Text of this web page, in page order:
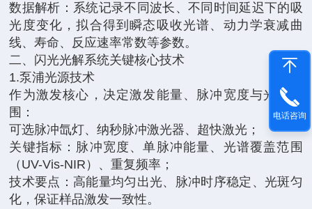
数据解析：系统记录不同波长、不同时间延迟下的吸
光度变化，拟合得到瞬态吸收光谱、动力学衰减曲
线、寿命、反应速率常数等参数。
二、闪光光解系统关键核心技术
1.泵浦光源技术
作为激发核心，决定激发能量、脉冲宽度与光谱范
围：
可选脉冲氙灯、纳秒脉冲激光器、超快激光；
关键指标：脉冲宽度、单脉冲能量、光谱覆盖范围
（UV-Vis-NIR）、重复频率；
技术要点：高能量均匀出光、脉冲时序稳定、光斑匀
化，保证样品激发一致性。
电话咨询